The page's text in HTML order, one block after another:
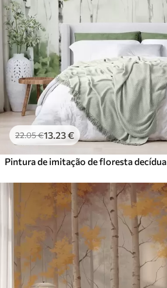
22.05€13 .23€
Pintura de imitação de floresta decídua